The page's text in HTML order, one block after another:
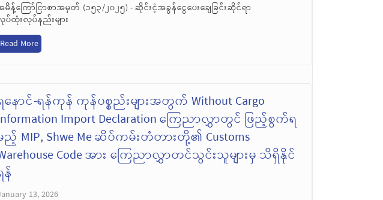
န့်ကြော်ငြာစာအမှတ် (၁၅၃/၂၀၂၅) - ဆိုင်းငံ့အခွန်ငွေပေးချေခြင်းဆိုင်ရာ
ပ်ထုံးလုပ်နည်းများ
Read More
နောင်-ရန်ကုန် ကုန်ပစ္စည်းများအတွက် Without Cargo
Import Declaration ကြေညာလွှာတွင် ဖြည့်စွက်ရ
ည့် MIP, Shwe Me ဆိပ်ကမ်းတံတားတို့၏ Customs
Code အား ကြေညာလွှာတင်သွင်းသူများမှ သိရှိနိုင်
န်
13, 2026